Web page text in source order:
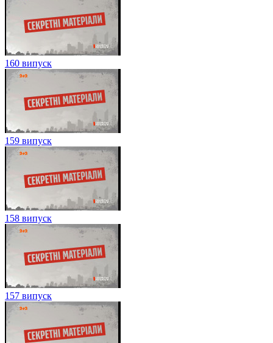
160 випуск
159 випуск
158 випуск
157 випуск